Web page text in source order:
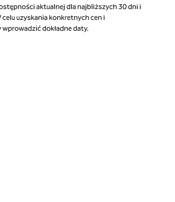
aktualnej dla najbliższych 30 dni i
celu uzyskania konkretnych cen i
dokładne daty.